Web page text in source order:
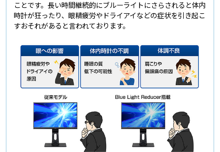
ことです。長い時間継続的にブルーライトにさらされると体内
時計が狂ったり、眼精疲労やドライアイなどの症状を引き起こ
すおそれがあると言われております。